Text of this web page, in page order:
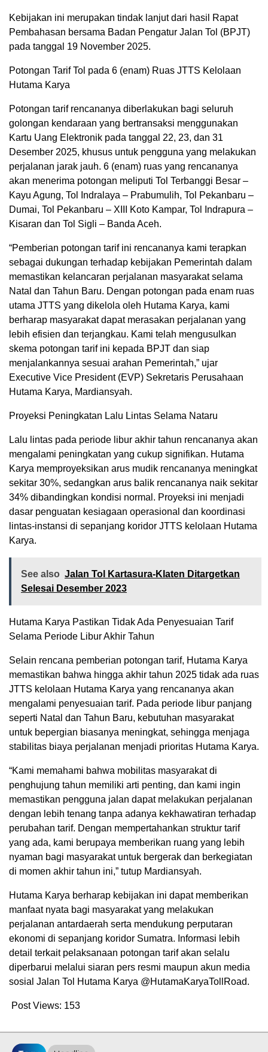
Kebijakan ini merupakan tindak lanjut dari hasil Rapat
Pembahasan bersama Badan Pengatur Jalan Tol (BPJT)
pada tanggal 19 November 2025.
Potongan Tarif Tol pada 6 (enam) Ruas JTTS Kelolaan
Hutama Karya
Potongan tarif rencananya diberlakukan bagi seluruh
golongan kendaraan yang bertransaksi menggunakan
Kartu Uang Elektronik pada tanggal 22, 23, dan 31
Desember 2025, khusus untuk pengguna yang melakukan
perjalanan jarak jauh. 6 (enam) ruas yang rencananya
akan menerima potongan meliputi Tol Terbanggi Besar –
Kayu Agung, Tol Indralaya – Prabumulih, Tol Pekanbaru –
Dumai, Tol Pekanbaru – XIII Koto Kampar, Tol Indrapura –
Kisaran dan Tol Sigli – Banda Aceh.
“Pemberian potongan tarif ini rencananya kami terapkan
sebagai dukungan terhadap kebijakan Pemerintah dalam
memastikan kelancaran perjalanan masyarakat selama
Natal dan Tahun Baru. Dengan potongan pada enam ruas
utama JTTS yang dikelola oleh Hutama Karya, kami
berharap masyarakat dapat merasakan perjalanan yang
lebih efisien dan terjangkau. Kami telah mengusulkan
skema potongan tarif ini kepada BPJT dan siap
menjalankannya sesuai arahan Pemerintah,” ujar
Executive Vice President (EVP) Sekretaris Perusahaan
Hutama Karya, Mardiansyah.
Proyeksi Peningkatan Lalu Lintas Selama Nataru
Lalu lintas pada periode libur akhir tahun rencananya akan
mengalami peningkatan yang cukup signifikan. Hutama
Karya memproyeksikan arus mudik rencananya meningkat
sekitar 30%, sedangkan arus balik rencananya naik sekitar
34% dibandingkan kondisi normal. Proyeksi ini menjadi
dasar penguatan kesiagaan operasional dan koordinasi
lintas-instansi di sepanjang koridor JTTS kelolaan Hutama
Karya.
See also Jalan Tol Kartasura-Klaten Ditargetkan
Selesai Desember 2023
Hutama Karya Pastikan Tidak Ada Penyesuaian Tarif
Selama Periode Libur Akhir Tahun
Selain rencana pemberian potongan tarif, Hutama Karya
memastikan bahwa hingga akhir tahun 2025 tidak ada ruas
JTTS kelolaan Hutama Karya yang rencananya akan
mengalami penyesuaian tarif. Pada periode libur panjang
seperti Natal dan Tahun Baru, kebutuhan masyarakat
untuk bepergian biasanya meningkat, sehingga menjaga
stabilitas biaya perjalanan menjadi prioritas Hutama Karya.
“Kami memahami bahwa mobilitas masyarakat di
penghujung tahun memiliki arti penting, dan kami ingin
memastikan pengguna jalan dapat melakukan perjalanan
dengan lebih tenang tanpa adanya kekhawatiran terhadap
perubahan tarif. Dengan mempertahankan struktur tarif
yang ada, kami berupaya memberikan ruang yang lebih
nyaman bagi masyarakat untuk bergerak dan berkegiatan
di momen akhir tahun ini,” tutup Mardiansyah.
Hutama Karya berharap kebijakan ini dapat memberikan
manfaat nyata bagi masyarakat yang melakukan
perjalanan antardaerah serta mendukung perputaran
ekonomi di sepanjang koridor Sumatra. Informasi lebih
detail terkait pelaksanaan potongan tarif akan selalu
diperbarui melalui siaran pers resmi maupun akun media
sosial Jalan Tol Hutama Karya @HutamaKaryaTollRoad.
Post Views: 153